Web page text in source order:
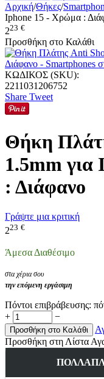
Αρχική/Θήκες/
Iphone 15 - Χρώμα :
223 €
Προσθήκη στο Καλάθι
ΚΩΔΙΚΟΣ (SKU):
2211031206752
Share Tweet
Θήκη
1.5mm
: Διάφανο
Γράψτε μια κριτική
223 €
Άμεσα Διαθέσιμο
στα χέρια σου
την επόμενη εργάσιμη
Πόντοι επιβράβευσης:
+
−
Προσθήκη στο Καλάθι
Προσθήκη στη Λίστα